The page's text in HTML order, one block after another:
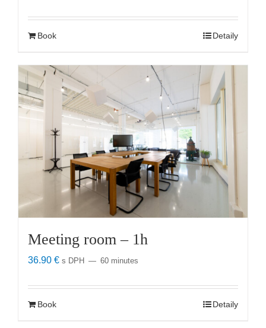
Book Detaily
Meeting room – 1h
36.90 € s DPH 60 minutes
Book Detaily